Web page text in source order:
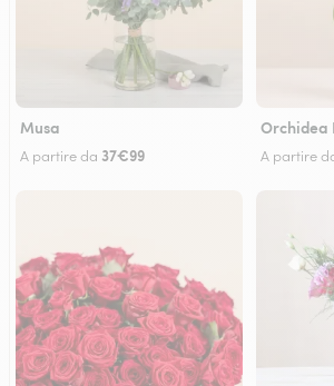
Musa
A partire da 37€99
Orchidea
A partire